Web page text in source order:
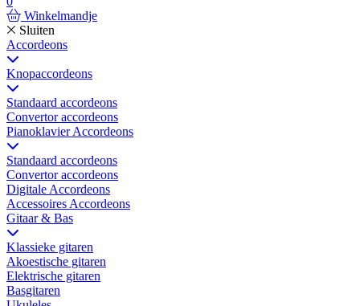
Winkelmandje
Sluiten
Accordeons
Knopaccordeons
Standaard accordeons
Convertor accordeons
Pianoklavier Accordeons
Standaard accordeons
Convertor accordeons
Digitale Accordeons
Accessoires Accordeons
Gitaar & Bas
Klassieke gitaren
Akoestische gitaren
Elektrische gitaren
Basgitaren